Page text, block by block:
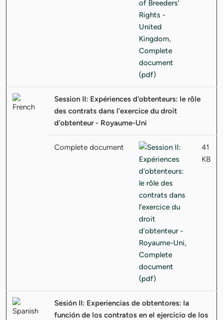
Session II: Expériences d'obtenteurs: le rôle
des contrats dans l’exercice du droit
d’obtenteur - Royaume-Uni
Complete document
41
KB
Sesión II: Experiencias de obtentores: la
función de los contratos en el ejercicio de los